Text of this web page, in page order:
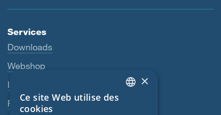
Services
Downloads
Webshop
Interlocuteur
Revendeurs
ENGLISH
×
Ce site Web utilise des
cookies